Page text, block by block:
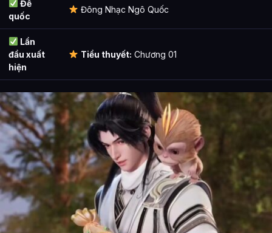
Đế
quốc
Đông Nhạc Ngô Quốc
Lần
đầu xuất
hiện
Tiểu thuyết: Chương 01